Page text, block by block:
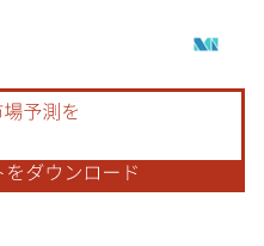
BY 4.0の表示が必要です。